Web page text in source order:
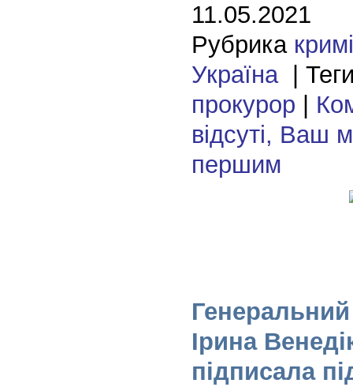
11.05.2021
Рубрика
Україна|
прокурор
відсуті, Ваш
першим
Ірина
підписала